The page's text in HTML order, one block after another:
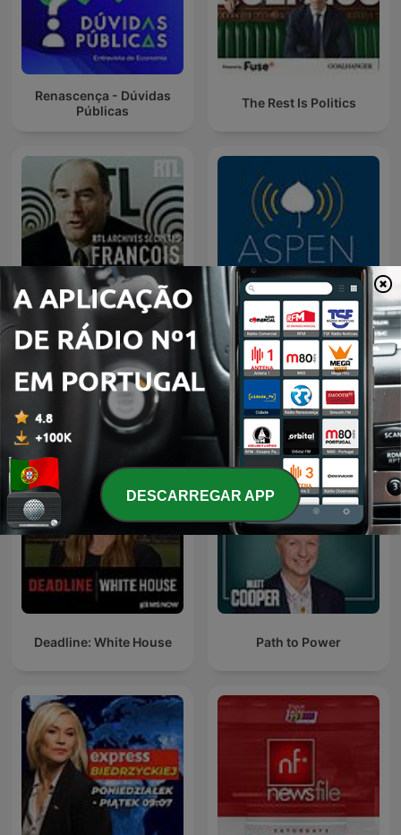
Renascença - Dúvidas
Públicas
The Rest Is Politics
RTL archives secrètes,
François Mitterrand
Aspen Insight
Podcasts internacionais de Governo
Deadline: White House Path to Power
DESCARREGAR APP